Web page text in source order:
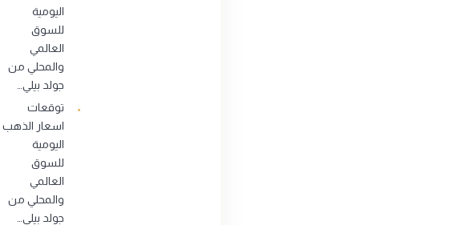
اليومية
للسوق
العالمي
والمحلي من
جولد بيلي…
توقعات
اسعار الذهب
اليومية
للسوق
العالمي
والمحلي من
جولد بيلي…